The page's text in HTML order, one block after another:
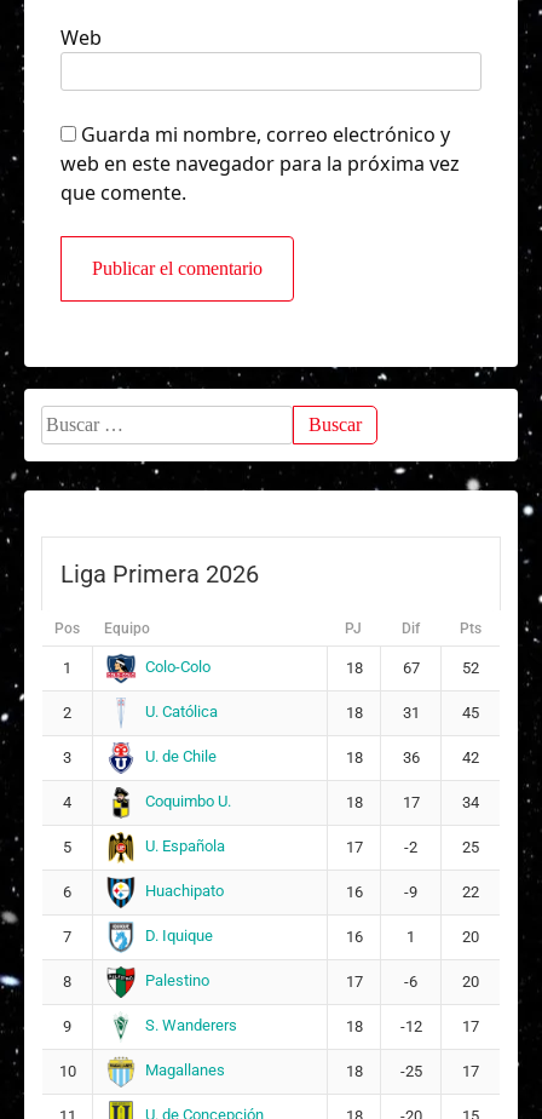
Web
Guarda mi nombre, correo electrónico y
web en este navegador para la próxima vez
que comente.
Buscar:
Liga Primera 2026
Pos Equipo PJ Dif Pts
1 Colo-Colo 18 67 52
2 U. Católica 18 31 45
3 U. de Chile 18 36 42
4 Coquimbo U. 18 17 34
5 U. Española 17 -2 25
6 Huachipato 16 -9 22
7 D. Iquique 16 1 20
8 Palestino 17 -6 20
9 S. Wanderers 18 -12 17
10 Magallanes 18 -25 17
U. de Concepción